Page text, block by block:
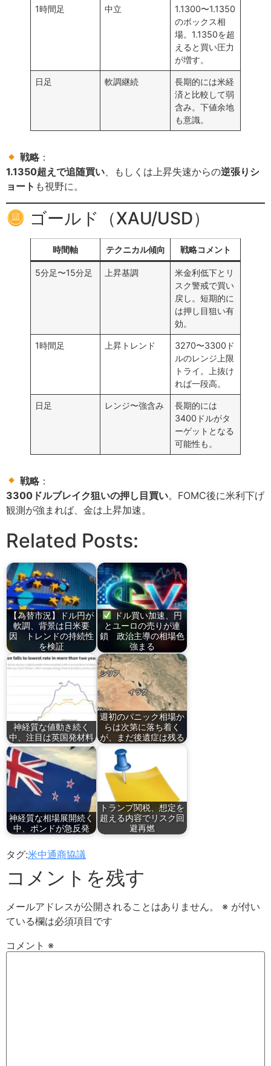
1時間足 中立
1.1300〜1.1350
のボックス相
場。1.1350を超
えると買い圧力
が増す。
日足 軟調継続
長期的には米経
済と比較して弱
含み。下値余地
も意識。
戦略：
1.1350超えで追随買い、もしくは上昇失速からの逆張りシ
ョート も視野に。
ゴールド（XAU/USD）
時間軸 テクニカル傾向 戦略コメント
5分足〜15分足 上昇基調
米金利低下とリ
スク警戒で買い
戻し。短期的に
は押し目狙い有
効。
1時間足 上昇トレンド
3270〜3300ド
ルのレンジ上限
トライ。上抜け
れば一段高。
日足 レンジ〜強含み
長期的には
3400ドルがタ
ーゲットとなる
可能性も。
戦略：
3300ドルブレイク狙いの押し目買い。FOMC後に米利下げ
観測が強まれば、金は上昇加速。
Related Posts:
【為替市況】ドル円が
軟調、背景は日米要
因 トレンドの持続性
を検証
ドル買い加速、円
とユーロの売りが連
鎖 政治主導の相場色
強まる
神経質な値動き続く
中、注目は英国発材料
週初のパニック相場か
らは次第に落ち着く
が、まだ後遺症は残る
神経質な相場展開続く
中、ポンドが急反発
トランプ関税、想定を
超える内容でリスク回
避再燃
タグ:米中通商協議
コメントを残す
メールアドレスが公開されることはありません。 ※ が付い
ている欄は必須項目です
コメント ※